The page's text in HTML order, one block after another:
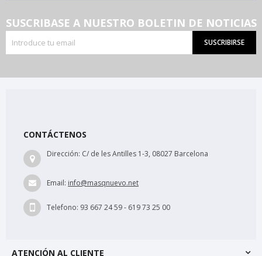
SUSCRIBASE A NUESTRO BOLETIN DE NOTICIAS
SUSCRIBIRSE
CONTÁCTENOS
Dirección: C/ de les Antilles 1-3, 08027 Barcelona
Email: info@masqnuevo.net
Telefono: 93 667 24 59 - 619 73 25 00
ATENCIÓN AL CLIENTE